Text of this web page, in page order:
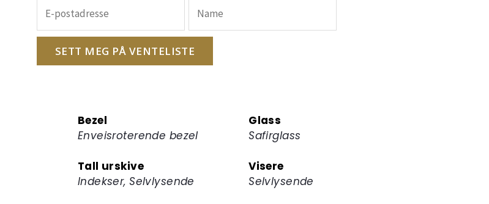
inn
e-
postadressen
din
SETT MEG PÅ VENTELISTE
Bezel
Enveisroterende bezel
Glass
Safirglass
Tall urskive
Indekser, Selvlysende
Visere
Selvlysende